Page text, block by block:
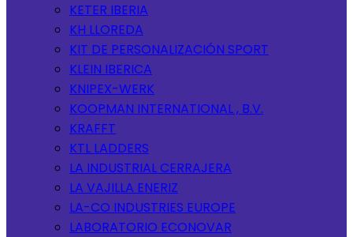
KETER IBERIA
KH LLOREDA
KIT DE PERSONALIZACIÓN SPORT
KLEIN IBERICA
KNIPEX-WERK
KOOPMAN INTERNATIONAL , B.V.
KRAFFT
KTL LADDERS
LA INDUSTRIAL CERRAJERA
LA VAJILLA ENERIZ
LA-CO INDUSTRIES EUROPE
LABORATORIO ECONOVAR